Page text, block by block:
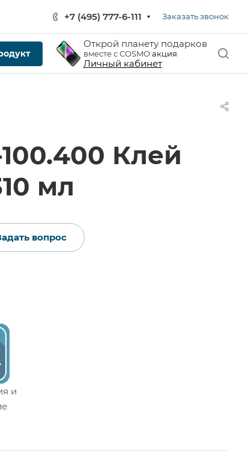
+7 (495) 777-6-111 Заказать звонок
Открой планету подарков
вместе с COSMOакция
Личный кабинет
Клей
мл
вопрос
и